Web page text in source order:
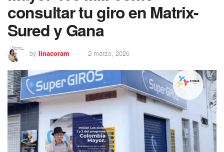
consultar tu giro en Matrix-
Sured y Gana
by linacoram 2 marzo, 2026